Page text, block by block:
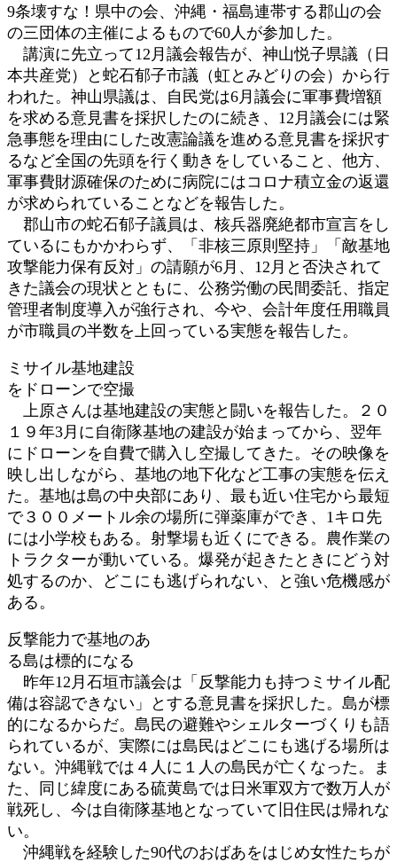
9条壊すな！県中の会、沖縄・福島連帯する郡山の会
の三団体の主催によるもので60人が参加した。
講演に先立って12月議会報告が、神山悦子県議（日
本共産党）と蛇石郁子市議（虹とみどりの会）から行
われた。神山県議は、自民党は6月議会に軍事費増額
を求める意見書を採択したのに続き、12月議会には緊
急事態を理由にした改憲論議を進める意見書を採択す
るなど全国の先頭を行く動きをしていること、他方、
軍事費財源確保のために病院にはコロナ積立金の返還
が求められていることなどを報告した。
郡山市の蛇石郁子議員は、核兵器廃絶都市宣言をし
ているにもかかわらず、「非核三原則堅持」「敵基地
攻撃能力保有反対」の請願が6月、12月と否決されて
きた議会の現状とともに、公務労働の民間委託、指定
管理者制度導入が強行され、今や、会計年度任用職員
が市職員の半数を上回っている実態を報告した。
ミサイル基地建設
をドローンで空撮
上原さんは基地建設の実態と闘いを報告した。２０
１９年3月に自衛隊基地の建設が始まってから、翌年
にドローンを自費で購入し空撮してきた。その映像を
映し出しながら、基地の地下化など工事の実態を伝え
た。基地は島の中央部にあり、最も近い住宅から最短
で３００メートル余の場所に弾薬庫ができ、1キロ先
には小学校もある。射撃場も近くにできる。農作業の
トラクターが動いている。爆発が起きたときにどう対
処するのか、どこにも逃げられない、と強い危機感が
ある。
反撃能力で基地のあ
る島は標的になる
昨年12月石垣市議会は「反撃能力も持つミサイル配
備は容認できない」とする意見書を採択した。島が標
的になるからだ。島民の避難やシェルターづくりも語
られているが、実際には島民はどこにも逃げる場所は
ない。沖縄戦では４人に１人の島民が亡くなった。ま
た、同じ緯度にある硫黄島では日米軍双方で数万人が
戦死し、今は自衛隊基地となっていて旧住民は帰れな
い。
沖縄戦を経験した90代のおばあをはじめ女性たちが